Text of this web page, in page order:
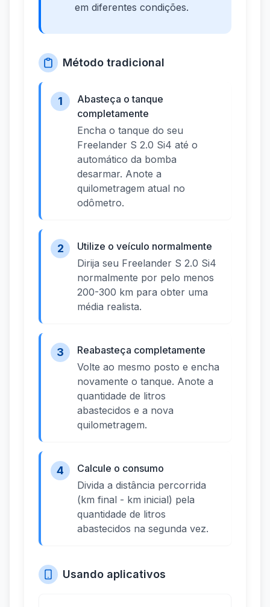
em diferentes condições.
Método tradicional
1
Abasteça o tanque
completamente
Encha o tanque do seu
Freelander S 2.0 Si4 até o
automático da bomba
desarmar. Anote a
quilometragem atual no
odômetro.
2
Utilize o veículo normalmente
Dirija seu Freelander S 2.0 Si4
normalmente por pelo menos
200-300 km para obter uma
média realista.
3
Reabasteça completamente
Volte ao mesmo posto e encha
novamente o tanque. Anote a
quantidade de litros
abastecidos e a nova
quilometragem.
4
Calcule o consumo
Divida a distância percorrida
(km final - km inicial) pela
quantidade de litros
abastecidos na segunda vez.
Usando aplicativos